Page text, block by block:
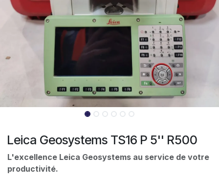
Leica Geosystems TS16 P 5'' R500
L'excellence Leica Geosystems au service de votre
productivité.